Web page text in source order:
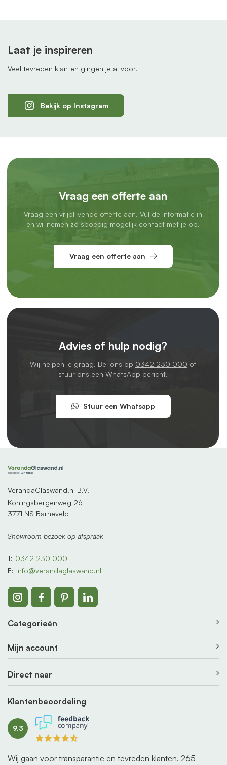
Laat je inspireren
Veel tevreden klanten gingen je al voor.
Bekijk op Instagram
Vraag een offerte aan
Vraag een vrijblijvende offerte aan. Vul de informatie in
en wij nemen zo spoedig mogelijk contact met je op.
Vraag een offerte aan
Advies of hulp nodig?
Wij helpen je graag. Bel ons op 0342 230 000 of
stuur ons een WhatsApp bericht.
Stuur een Whatsapp
VerandaGlaswand.nl B.V.
Koningsbergenweg 26
3771 NS Barneveld
Showroom bezoek op afspraak
T: 0342 230 000
E: info@verandaglaswand.nl
Categorieën
Mijn account
Direct naar
Klantenbeoordeling
9.3
Wij gaan voor transparantie en tevreden klanten. 265